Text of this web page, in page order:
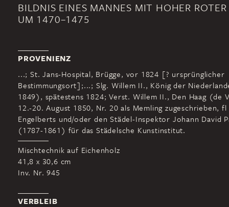
BILDNIS EINES MANNES MIT HOHER ROTER
UM 1470–1475
PROVENIENZ
...; St. Jans-Hospital, Brügge, vor 1824 [? ursprünglicher
Bestimmungsort];...; Slg. Willem II., König der
1849), spätestens 1824; Verst. Willem II., Den Haag (de
12.-20. August 1850, Nr. 20 als Memling zugeschrieben, fl
Engelberts und/oder den Städel-Inspektor Johann David
(1787-1861) für das Städelsche Kunstinstitut.
Mischtechnik auf Eichenholz
41,8 x 30,6 cm
Inv. Nr. 945
VERBLEIB